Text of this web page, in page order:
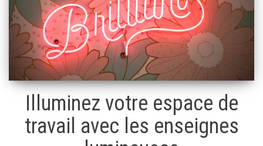
Illuminez votre espace de
travail avec les enseignes